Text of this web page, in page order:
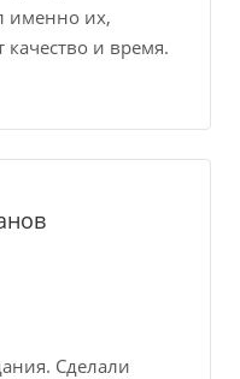
именно их,
и время.
Сделали